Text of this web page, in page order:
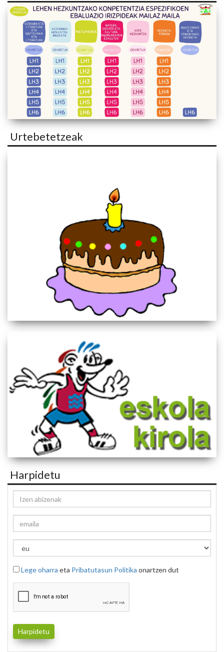
Urtebetetzeak
Harpidetu
Lege oharra eta Pribatutasun Politika onartzen dut